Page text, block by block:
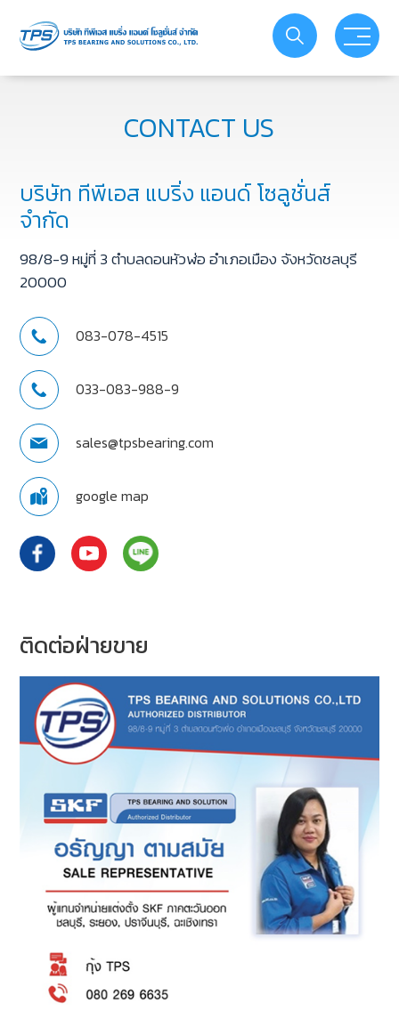
PRODUCT
ACTIVITIES
PROMOTIONS
YOUTUBE
CATALOG
CONTACT US
บริษัท ทีพีเอส แบริ่ง แอนด์ โซลูชั่นส์ จำกัด
98/8-9 หมู่ที่ 3 ตำบลดอนหัวฬ่อ อำเภอเมือง จังหวัดชลบุรี
20000
033-083-988-9
sales@tpsbearing.comsales@tpsbearing.com
CONTACT US
บริษัท ทีพีเอส แบริ่ง แอนด์ โซลูชั่นส์
จำกัด
98/8-9 หมู่ที่ 3 ตำบลดอนหัวฬ่อ อำเภอเมือง จังหวัดชลบุรี
20000
083-078-4515
033-083-988-9
sales@tpsbearing.com
google map
ติดต่อฝ่ายขาย